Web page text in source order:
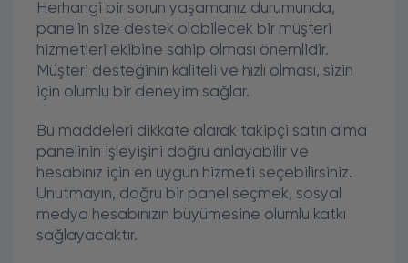
Herhangi bir sorun yaşamanız durumunda,
panelin size destek olabilecek bir müşteri
hizmetleri ekibine sahip olması önemlidir.
Müşteri desteğinin kaliteli ve hızlı olması, sizin
için olumlu bir deneyim sağlar.
Bu maddeleri dikkate alarak takipçi satın alma
panelinin işleyişini doğru anlayabilir ve
hesabınız için en uygun hizmeti seçebilirsiniz.
Unutmayın, doğru bir panel seçmek, sosyal
medya hesabınızın büyümesine olumlu katkı
sağlayacaktır.